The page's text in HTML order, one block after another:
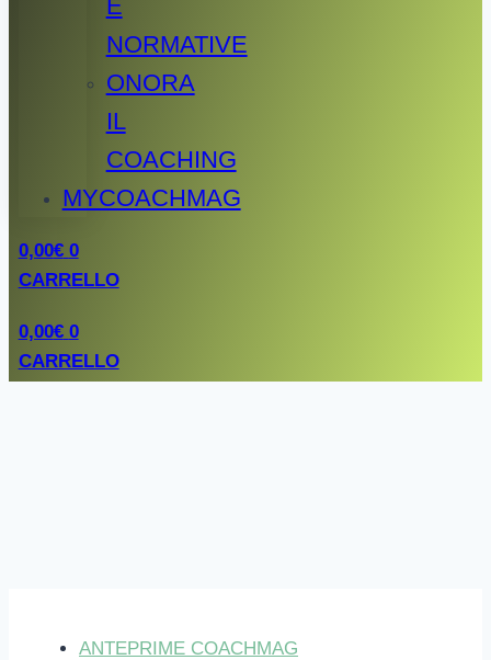
E
NORMATIVE
ONORA
IL
COACHING
MYCOACHMAG
0,00€ 0
CARRELLO
0,00€ 0
CARRELLO
ANTEPRIME COACHMAG